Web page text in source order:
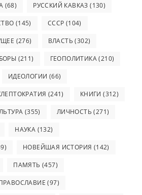
(68) РУССКИЙ КАВКАЗ (130)
(145) СССР (104)
(276) ВЛАСТЬ (302)
(211) ГЕОПОЛИТИКА(210)
ИДЕОЛОГИИ (66)
(241) КНИГИ (312)
(355) ЛИЧНОСТЬ (271)
НАУКА (132)
НОВЕЙШАЯ ИСТОРИЯ (142)
ПАМЯТЬ (457)
(97)